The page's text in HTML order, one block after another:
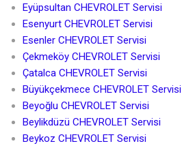
Eyüpsultan CHEVROLET Servisi
Esenyurt CHEVROLET Servisi
Esenler CHEVROLET Servisi
Çekmeköy CHEVROLET Servisi
Çatalca CHEVROLET Servisi
Büyükçekmece CHEVROLET Servisi
Beyoğlu CHEVROLET Servisi
Beylikdüzü CHEVROLET Servisi
Beykoz CHEVROLET Servisi